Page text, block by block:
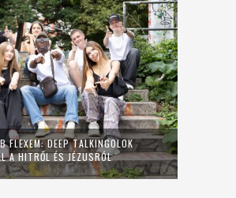
FLEXEM: DEEP TALKINGOLOK
A HITRŐL ÉS JÉZUSRÓL